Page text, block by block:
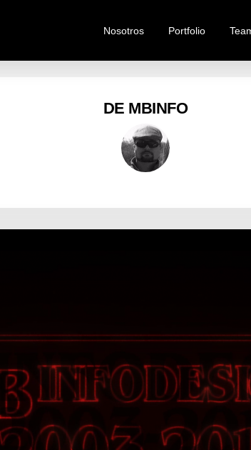
Nosotros Portfolio
DE MBINFO